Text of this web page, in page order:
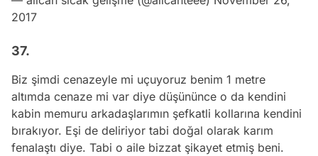
2017
37.
Biz şimdi cenazeyle mi uçuyoruz benim 1 metre
altımda cenaze mi var diye düşününce o da kendini
kabin memuru arkadaşlarımın şefkatli kollarına kendini
bırakıyor. Eşi de deliriyor tabi doğal olarak karım
fenalaştı diye. Tabi o aile bizzat şikayet etmiş beni.